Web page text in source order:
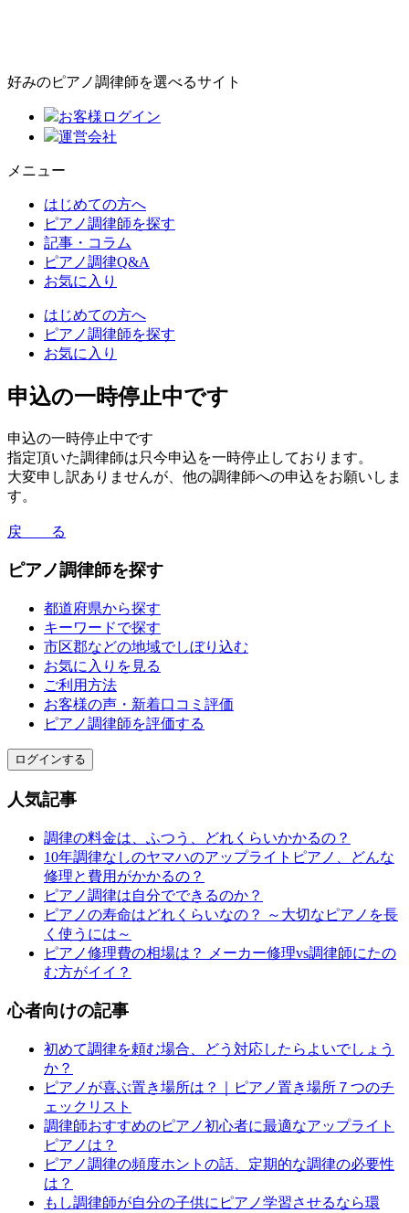
好みのピアノ調律師を選べるサイト
お客様ログイン
運営会社
メニュー
はじめての方へ
ピアノ調律師を探す
記事・コラム
ピアノ調律Q&A
お気に入り
はじめての方へ
ピアノ調律師を探す
お気に入り
申込の一時停止中です
申込の一時停止中です
指定頂いた調律師は只今申込を一時停止しております。
大変申し訳ありませんが、他の調律師への申込をお願いしま
す。
戻 る
ピアノ調律師を探す
都道府県から探す
キーワードで探す
市区郡などの地域でしぼり込む
お気に入りを見る
ご利用方法
お客様の声・新着口コミ評価
ピアノ調律師を評価する
ログインする
人気記事
調律の料金は、ふつう、どれくらいかかるの？
10年調律なしのヤマハのアップライトピアノ、どんな
修理と費用がかかるの？
ピアノ調律は自分でできるのか？
ピアノの寿命はどれくらいなの？ ～大切なピアノを長
く使うには～
ピアノ修理費の相場は？ メーカー修理vs調律師にたの
む方がイイ？
心者向けの記事
初めて調律を頼む場合、どう対応したらよいでしょう
か？
ピアノが喜ぶ置き場所は？｜ピアノ置き場所７つのチ
ェックリスト
調律師おすすめのピアノ初心者に最適なアップライト
ピアノは？
ピアノ調律の頻度ホントの話、定期的な調律の必要性
は？
もし調律師が自分の子供にピアノ学習させるなら環